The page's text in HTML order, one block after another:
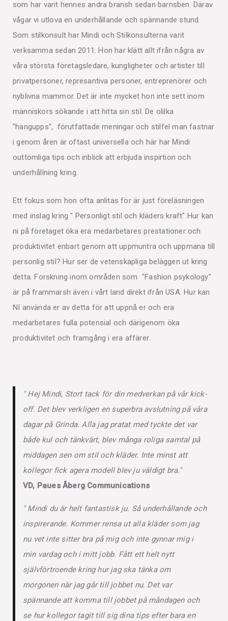
som har varit hennes andra bransh sedan barnsben. Därav
vågar vi utlova en underhållande och spännande stund.
Som stilkonsult har Mindi och Stilkonsulterna varit
verksamma sedan 2011. Hon har klätt allt ifrån några av
våra största företagsledare, kungligheter och artister till
privatpersoner, represantiva personer, entreprenörer och
nyblivna mammor. Det är inte mycket hon inte sett inom
människors sökande i att hitta sin stil. De olilka
"hangupps", förutfattade meningar och stilfel man fastnar
i genom åren är oftast universella och här har Mindi
outtömliga tips och inblick att erbjuda inspirtion och
underhållning kring.
Ett fokus som hon ofta anlitas för är just föreläsningen
med inslag kring " Personligt stil och kläders kraft" Hur kan
ni på företaget öka era medarbetares prestationer och
produktivitet enbart genom att uppmuntra och uppmana till
personlig stil? Hur ser de vetenskapliga beläggen ut kring
detta. Forskning inom områden som "Fashion psykology"
är på frammarsh även i vårt land direkt ifrån USA. Hur kan
NI använda er av detta för att uppnå er och era
medarbetares fulla potensial och därigenom öka
produktivitet och framgång i era affärer.
" Hej Mindi, Stort tack för din medverkan på vår kick-
off. Det blev verkligen en superbra avslutning på våra
dagar på Grinda. Alla jag pratat med tyckte det var
både kul och tänkvärt, blev många roliga samtal på
middagen sen om stil och kläder. Inte minst att
kollegor fick agera modell blev ju väldigt bra."
VD, Paues Åberg Communications
" Mindi du är helt fantastisk ju. Så underhållande och
inspirerande. Kommer rensa ut alla kläder som jag
nu vet inte sitter bra på mig och inte gynnar mig i
min vardag och i mitt jobb. Fått ett helt nytt
självförtroende kring hur jag ska tänka om
morgonen när jag går till jobbet nu. Det var
spännande att komma till jobbet på måndagen och
se hur kollegor tagit till sig dina tips efter bara en